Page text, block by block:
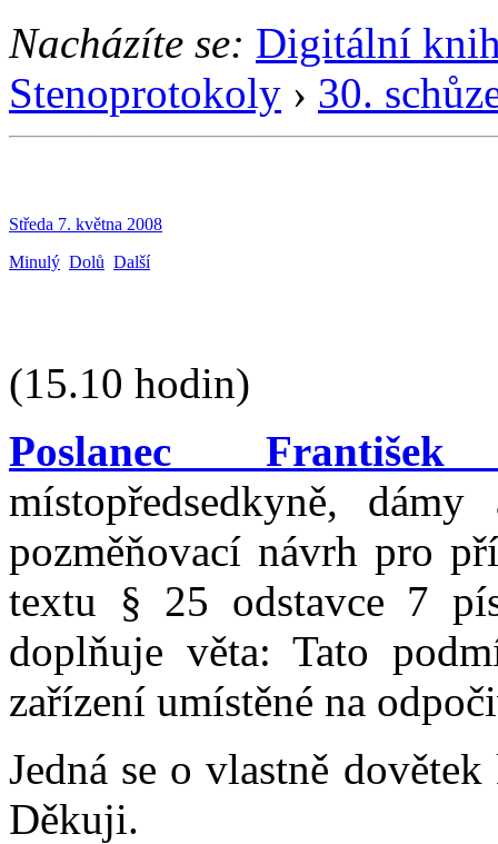
Nacházíte se: Digitální
Stenoprotokoly › 30.
Středa 7. května 2008
Minulý Dolů Další
(15.10 hodin)
Poslanec
místopředsedkyně,
pozměňovací návrh pro
textu § 25 odstavce 7
doplňuje věta: Tato
zařízení umístěné na
Jedná se o vlastně
Děkuji.